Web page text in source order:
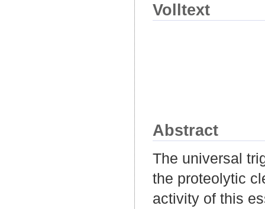
Volltext
Abstract
The universal
the proteolytic
activity of this